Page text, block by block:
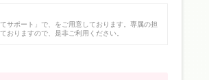
サポート」で、をご用意しております。専属の担
おりますので、是非ご利用ください。